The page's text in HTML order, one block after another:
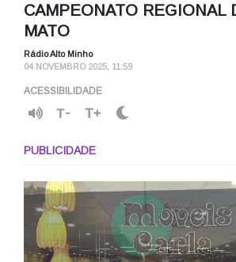
CAMPEONATO REGIONAL
MATO
Rádio Alto Minho
04 NOVEMBRO 2025, 11:59
ACESSIBILIDADE
T- T+
PUBLICIDADE